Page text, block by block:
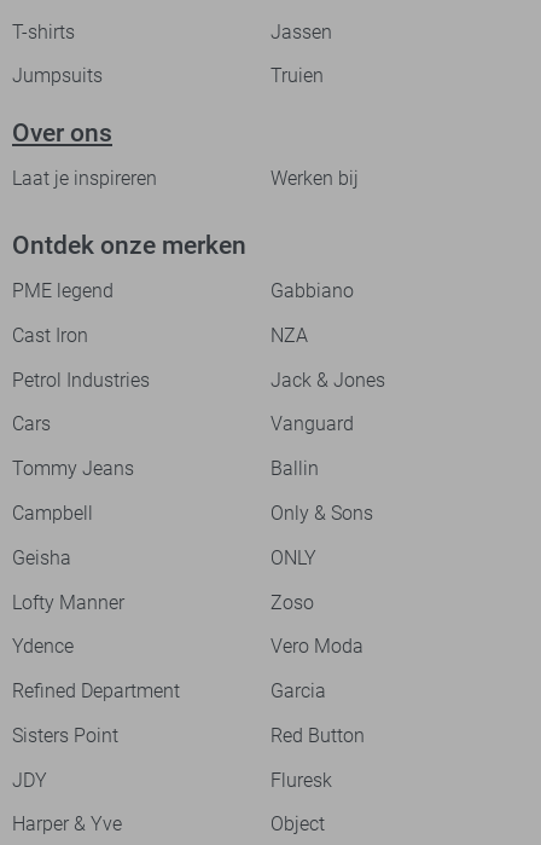
T-shirts
Jassen
Jumpsuits
Truien
Over ons
Laat je inspireren Werken bij
Ontdek onze merken
PME legend
Gabbiano
Cast Iron
NZA
Petrol Industries
Jack & Jones
Cars
Vanguard
Tommy Jeans
Ballin
Campbell
Only & Sons
Geisha
ONLY
Lofty Manner
Zoso
Ydence
Vero Moda
Refined Department
Garcia
Sisters Point
Red Button
JDY
Fluresk
Harper & Yve
Object